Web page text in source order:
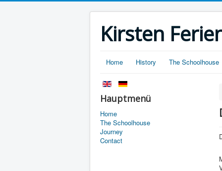
Kirsten
Home History The Schoolhouse
Hauptmenü
Home
The Schoolhouse
Journey
Contact